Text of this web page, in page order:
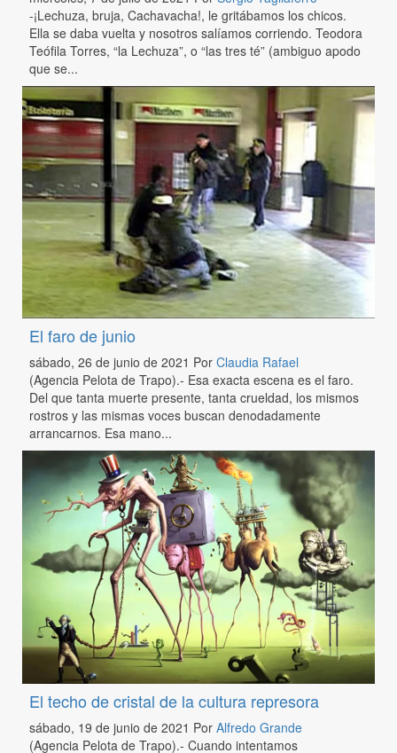
-¡Lechuza, bruja, Cachavacha!, le gritábamos los chicos.
Ella se daba vuelta y nosotros salíamos corriendo. Teodora
Teófila Torres, “la Lechuza”, o “las tres té” (ambiguo apodo
que se...
El faro de junio
sábado, 26 de junio de 2021 Por Claudia Rafael
(Agencia Pelota de Trapo).- Esa exacta escena es el faro.
Del que tanta muerte presente, tanta crueldad, los mismos
rostros y las mismas voces buscan denodadamente
arrancarnos. Esa mano...
El techo de cristal de la cultura represora
sábado, 19 de junio de 2021 Por Alfredo Grande
(Agencia Pelota de Trapo).- Cuando intentamos